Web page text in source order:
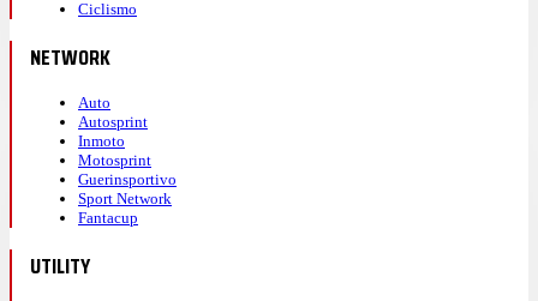
Ciclismo
NETWORK
Auto
Autosprint
Inmoto
Motosprint
Guerinsportivo
Sport Network
Fantacup
UTILITY